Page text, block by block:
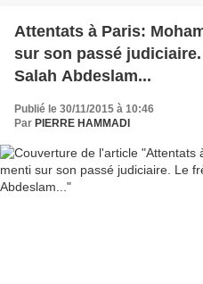
Attentats à Paris:
sur son passé judiciaire. Le frère de Brahim et
Salah Abdeslam...
Publié le 30/11/2015 à 10:46
Par PIERRE HAMMADI